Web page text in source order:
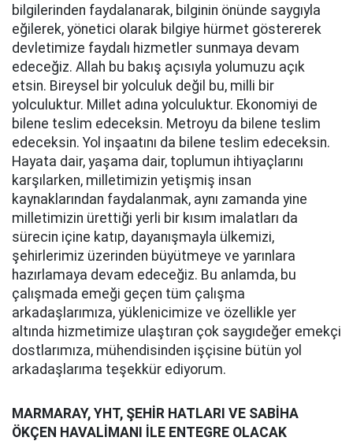
bilgilerinden faydalanarak, bilginin önünde saygıyla
eğilerek, yönetici olarak bilgiye hürmet göstererek
devletimize faydalı hizmetler sunmaya devam
edeceğiz. Allah bu bakış açısıyla yolumuzu açık
etsin. Bireysel bir yolculuk değil bu, milli bir
yolculuktur. Millet adına yolculuktur. Ekonomiyi de
bilene teslim edeceksin. Metroyu da bilene teslim
edeceksin. Yol inşaatını da bilene teslim edeceksin.
Hayata dair, yaşama dair, toplumun ihtiyaçlarını
karşılarken, milletimizin yetişmiş insan
kaynaklarından faydalanmak, aynı zamanda yine
milletimizin ürettiği yerli bir kısım imalatları da
sürecin içine katıp, dayanışmayla ülkemizi,
şehirlerimiz üzerinden büyütmeye ve yarınlara
hazırlamaya devam edeceğiz. Bu anlamda, bu
çalışmada emeği geçen tüm çalışma
arkadaşlarımıza, yüklenicimize ve özellikle yer
altında hizmetimize ulaştıran çok saygıdeğer emekçi
dostlarımıza, mühendisinden işçisine bütün yol
arkadaşlarıma teşekkür ediyorum.
MARMARAY, YHT, ŞEHİR HATLARI VE SABİHA
ÖKÇEN HAVALİMANI İLE ENTEGRE OLACAK